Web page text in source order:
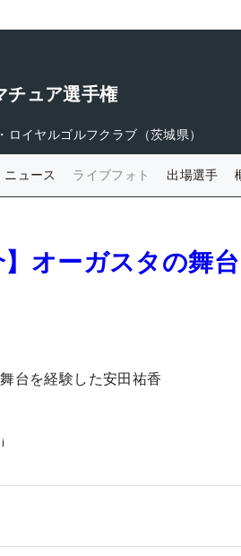
チュア選手権
ロイヤルゴルフクラブ（茨城県）
ニュース ライブフォト 出場選手
】オーガスタの舞
台を経験した安田祐香